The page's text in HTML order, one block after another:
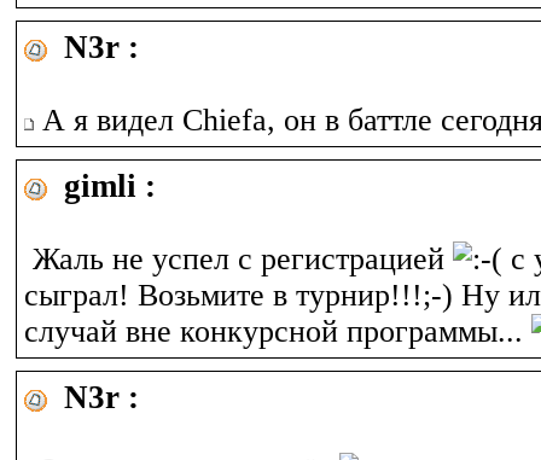
N3r :
А я видел Chiefa, он в баттле
gimli :
Жаль не успел с регистрацией
с
сыграл! Возьмите в турнир!!!;-) Ну
случай вне конкурсной программы...
N3r :